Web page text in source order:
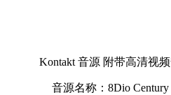
Kontakt 音源 附带高清视
音源名称：8Dio Century